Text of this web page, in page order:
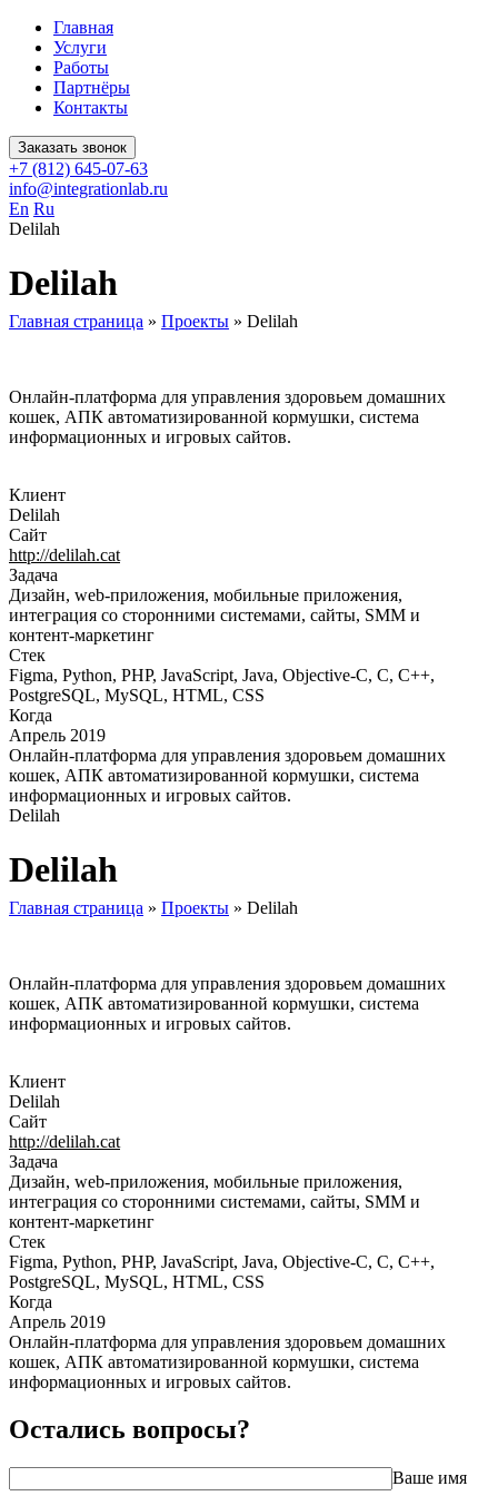
Главная
Услуги
Работы
Партнёры
Контакты
Заказать звонок
+7 (812) 645-07-63
info@integrationlab.ru
En Ru
Delilah
Delilah
Главная страница » Проекты » Delilah
Онлайн-платформа для управления здоровьем домашних
кошек, АПК автоматизированной кормушки, система
информационных и игровых сайтов.
Клиент
Delilah
Сайт
http://delilah.cat
Задача
Дизайн, web-приложения, мобильные приложения,
интеграция со сторонними системами, сайты, SMM и
контент-маркетинг
Стек
Figma, Python, PHP, JavaScript, Java, Objective-C, C, C++,
PostgreSQL, MySQL, HTML, CSS
Когда
Апрель 2019
Онлайн-платформа для управления здоровьем домашних
кошек, АПК автоматизированной кормушки, система
информационных и игровых сайтов.
Delilah
Delilah
Главная страница » Проекты » Delilah
Онлайн-платформа для управления здоровьем домашних
кошек, АПК автоматизированной кормушки, система
информационных и игровых сайтов.
Клиент
Delilah
Сайт
http://delilah.cat
Задача
Дизайн, web-приложения, мобильные приложения,
интеграция со сторонними системами, сайты, SMM и
контент-маркетинг
Стек
Figma, Python, PHP, JavaScript, Java, Objective-C, C, C++,
PostgreSQL, MySQL, HTML, CSS
Когда
Апрель 2019
Онлайн-платформа для управления здоровьем домашних
кошек, АПК автоматизированной кормушки, система
информационных и игровых сайтов.
Остались вопросы?
Ваше имя